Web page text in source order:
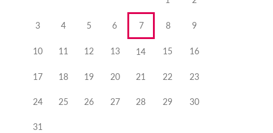
3 4 5 6 7 8 9
10 11 12 13 14 15 16
17 18 19 20 21 22 23
24 25 26 27 28 29 30
31